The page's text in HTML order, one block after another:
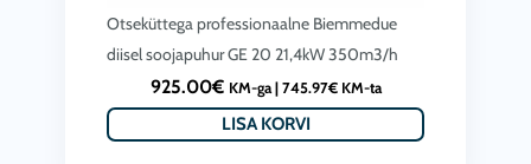
Otseküttega professionaalne Biemmedue
diisel soojapuhur GE 20 21,4kW 350m3/h
925.00€ KM-ga | 745.97€KM-ta
LISA KORVI